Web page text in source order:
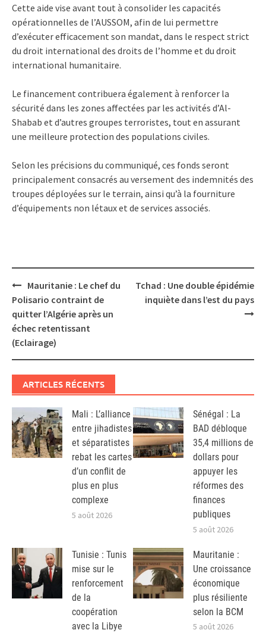
Cette aide vise avant tout à consolider les capacités
opérationnelles de l’AUSSOM, afin de lui permettre
d’exécuter efficacement son mandat, dans le respect strict
du droit international des droits de l’homme et du droit
international humanitaire.
Le financement contribuera également à renforcer la
sécurité dans les zones affectées par les activités d’Al-
Shabab et d’autres groupes terroristes, tout en assurant
une meilleure protection des populations civiles.
Selon les précisions du communiqué, ces fonds seront
principalement consacrés au versement des indemnités des
troupes déployées sur le terrain, ainsi qu’à la fourniture
d’équipements non létaux et de services associés.
Post
navigation
Mauritanie : Le chef du
Polisario contraint de
quitter l’Algérie après un
échec retentissant
(Eclairage)
Tchad : Une double épidémie
inquiète dans l’est du pays
ARTICLES RÉCENTS
Mali : L’alliance
entre jihadistes
et séparatistes
rebat les cartes
d’un conflit de
plus en plus
complexe
5 août 2026
Sénégal : La
BAD débloque
35,4 millions de
dollars pour
appuyer les
réformes des
finances
publiques
5 août 2026
Tunisie : Tunis
mise sur le
renforcement
de la
coopération
avec la Libye
Mauritanie :
Une croissance
économique
plus résiliente
selon la BCM
5 août 2026